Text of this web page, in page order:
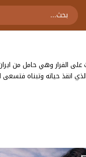
الفرار وهي حامل من
انقذ حياته وتبناه فتسعى